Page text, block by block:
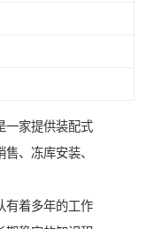
一家提供装配式
、冻库安装、
有着多年的工作